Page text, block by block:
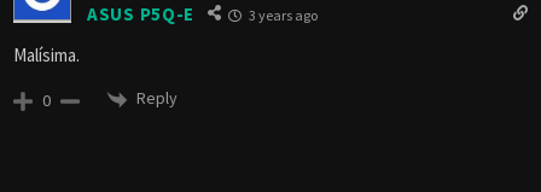
ASUS P5Q-E 3 years ago
Malísima.
0 Reply